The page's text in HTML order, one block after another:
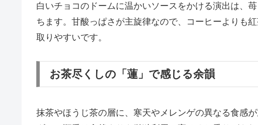
白いチョコのドームに温かいソースをかける演出は、
ちます。甘酸っぱさが主旋律なので、コーヒーよりも
取りやすいです。
お茶尽くしの「蓮」で感じる余韻
抹茶やほうじ茶の層に、寒天やメレンゲの異なる食感